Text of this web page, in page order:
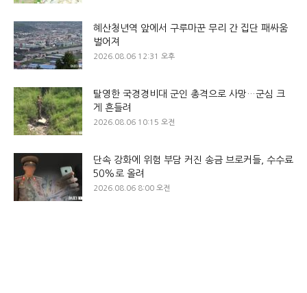
혜산청년역 앞에서 구루마꾼 무리 간 집단 패싸움
벌어져
2026.08.06 12:31 오후
탈영한 국경경비대 군인 총격으로 사망…군심 크
게 흔들려
2026.08.06 10:15 오전
단속 강화에 위험 부담 커진 송금 브로커들, 수수료
50%로 올려
2026.08.06 8:00 오전